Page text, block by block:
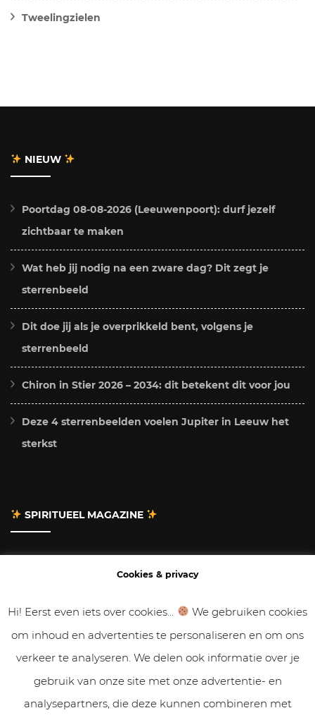
Tweelingzielen
NIEUW
Poortdag 08-08-2026 (Leeuwenpoort): durf jezelf
zichtbaar te maken
Wat heb jij nodig na een zware dag? Dit zegt je
sterrenbeeld
Dit doe jij als je overprikkeld bent, volgens je
sterrenbeeld
Chiron in Stier 2026 – 2034: dit betekent dit voor jou
Deze 4 sterrenbeelden voelen Jupiter in Leeuw het
sterkst
SPIRITUEEL MAGAZINE
Gastbloggen
Samenwerken
Cookies & Privacy
Cookies & privacy
Hi! Eerst even iets over cookies...
We gebruiken cookies
om inhoud en advertenties te personaliseren en om ons
verkeer te analyseren. We delen ook informatie over je
gebruik van onze site met onze advertentie- en
analysepartners, die deze kunnen combineren met